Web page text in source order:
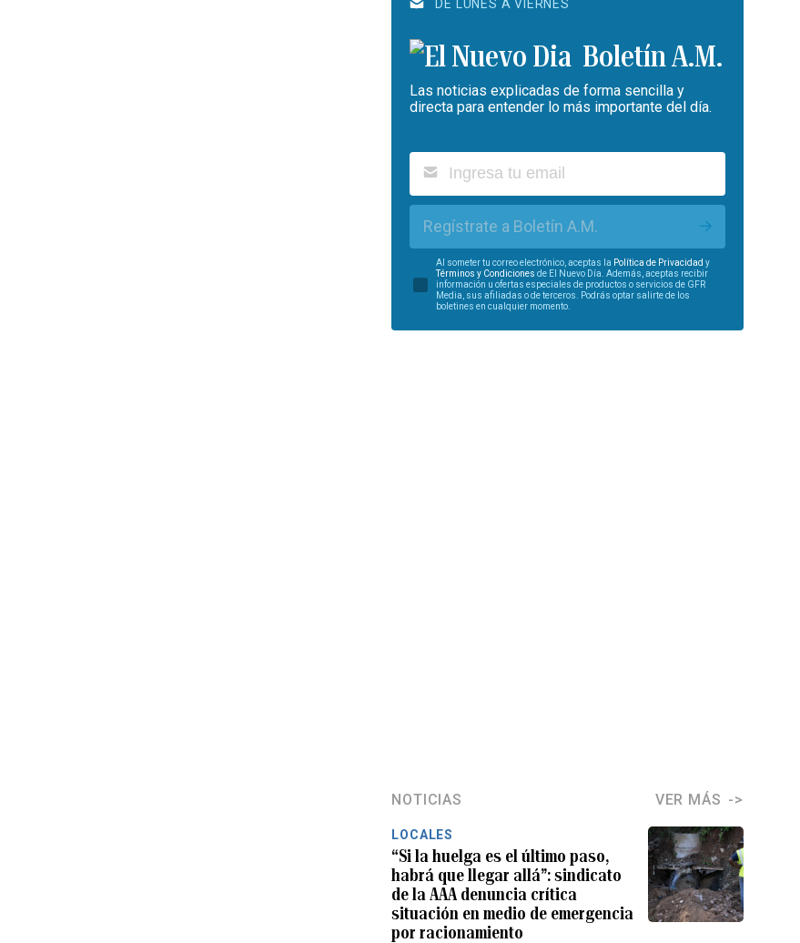
DE LUNES A VIERNES
Boletín A.M.
Las noticias explicadas de forma sencilla y
directa para entender lo más importante del día.
Regístrate a Boletín A.M.
Al someter tu correo electrónico, aceptas la Política de Privacidad y
Términos y Condiciones de El Nuevo Día. Además, aceptas recibir
información u ofertas especiales de productos o servicios de GFR
Media, sus afiliadas o de terceros. Podrás optar salirte de los
boletines en cualquier momento.
NOTICIAS VER MÁS
LOCALES
“Si la huelga es el último paso,
habrá que llegar allá”: sindicato
de la AAA denuncia crítica
situación en medio de emergencia
por racionamiento